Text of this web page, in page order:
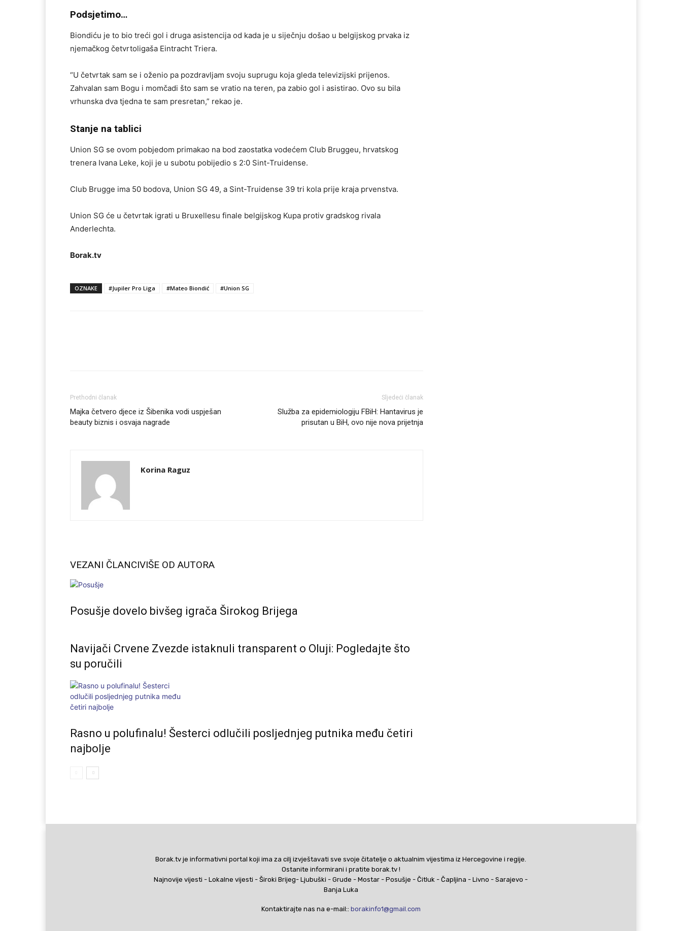
Podsjetimo…
Biondiću je to bio treći gol i druga asistencija od kada je u siječnju došao u belgijskog prvaka iz
njemačkog četvrtoligaša Eintracht Triera.
“U četvrtak sam se i oženio pa pozdravljam svoju suprugu koja gleda televizijski prijenos.
Zahvalan sam Bogu i momčadi što sam se vratio na teren, pa zabio gol i asistirao. Ovo su bila
vrhunska dva tjedna te sam presretan,” rekao je.
Stanje na tablici
Union SG se ovom pobjedom primakao na bod zaostatka vodećem Club Bruggeu, hrvatskog
trenera Ivana Leke, koji je u subotu pobijedio s 2:0 Sint-Truidense.
Club Brugge ima 50 bodova, Union SG 49, a Sint-Truidense 39 tri kola prije kraja prvenstva.
Union SG će u četvrtak igrati u Bruxellesu finale belgijskog Kupa protiv gradskog rivala
Anderlechta.
Borak.tv
OZNAKE #Jupiler Pro Liga #Mateo Biondić #Union SG
Prethodni članak
Majka četvero djece iz Šibenika vodi uspješan
beauty biznis i osvaja nagrade
Sljedeći članak
Služba za epidemiologiju FBiH: Hantavirus je
prisutan u BiH, ovo nije nova prijetnja
Korina Raguz
VEZANI ČLANCIVIŠE OD AUTORA
Posušje dovelo bivšeg igrača Širokog Brijega
Navijači Crvene Zvezde istaknuli transparent o Oluji: Pogledajte što
su poručili
Rasno u polufinalu! Šesterci odlučili posljednjeg putnika među četiri
najbolje
Borak.tv je informativni portal koji ima za cilj izvještavati sve svoje čitatelje o aktualnim vijestima iz Hercegovine i regije.
Ostanite informirani i pratite borak.tv !
Najnovije vijesti - Lokalne vijesti - Široki Brijeg- Ljubuški - Grude - Mostar - Posušje - Čitluk - Čapljina - Livno - Sarajevo -
Banja Luka
Kontaktirajte nas na e-mail:: borakinfo1@gmail.com